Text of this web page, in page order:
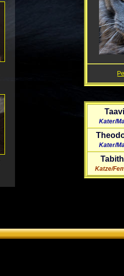
Kater/
Kater/
Katze/